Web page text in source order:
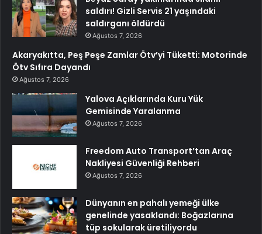
saldırı! Gizli Servis 21 yaşındaki
saldırganı öldürdü
Ağustos 7, 2026
Akaryakıtta, Peş Peşe Zamlar Ötv’yi Tüketti: Motorinde
Ötv Sıfıra Dayandı
Ağustos 7, 2026
Yalova Açıklarında Kuru Yük
Gemisinde Yaralanma
Ağustos 7, 2026
Freedom Auto Transport’tan Araç
Nakliyesi Güvenliği Rehberi
Ağustos 7, 2026
Dünyanın en pahalı yemeği ülke
genelinde yasaklandı: Boğazlarına
tüp sokularak üretiliyordu